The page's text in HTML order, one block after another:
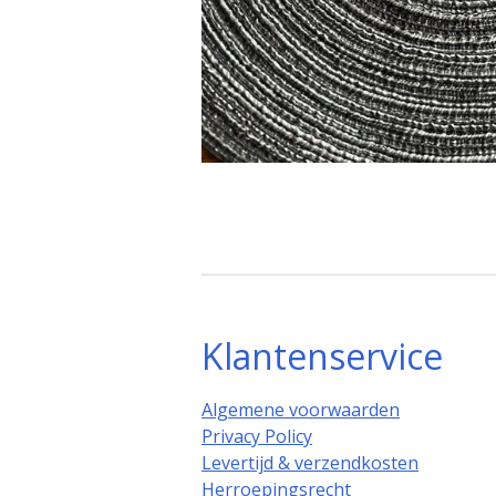
Klantenservice
Algemene voorwaarden
Privacy Policy
Levertijd & verzendkosten
Herroepingsrecht